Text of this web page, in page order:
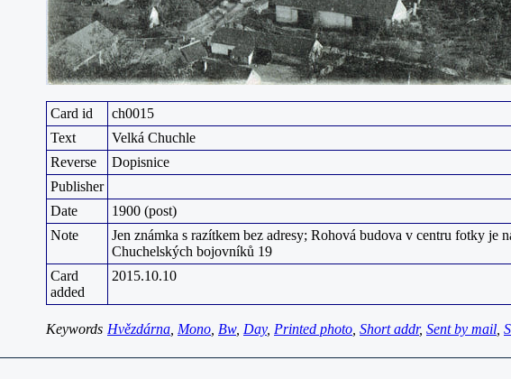
Card id
ch0015
Text
Velká Chuchle
Reverse
Dopisnice
Publisher
Date
1900 (post)
Note
Jen známka s razítkem bez adresy; Rohová budova v centru fotky je
Chuchelských bojovníků 19
Card
added
2015.10.10
Keywords Hvězdárna Mono Bw, Day, Printed photo Short addr, Sent by mail